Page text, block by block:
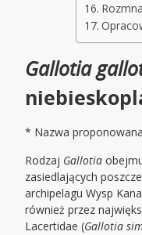
Gallotia
* Nazwa proponowana
Rodzaj Gallotia
zasiedlających
archipelagu Wysp
również przez
Lacertidae (Gallotia